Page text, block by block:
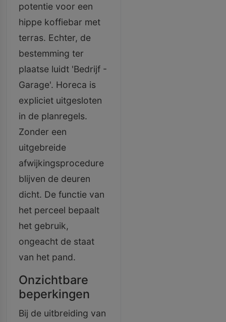
potentie voor een
hippe koffiebar met
terras. Echter, de
bestemming ter
plaatse luidt 'Bedrijf -
Garage'. Horeca is
expliciet uitgesloten
in de planregels.
Zonder een
uitgebreide
afwijkingsprocedure
blijven de deuren
dicht. De functie van
het perceel bepaalt
het gebruik,
ongeacht de staat
van het pand.
Onzichtbare
beperkingen
Bij de uitbreiding van